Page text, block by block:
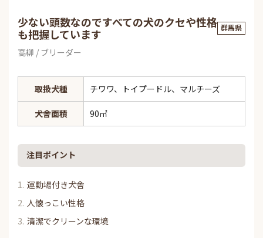
少ない頭数なのですべての犬のクセや性格
も把握しています
群馬県
高柳 / ブリーダー
取扱犬種 チワワ、トイプードル、マルチーズ
犬舎面積 90㎡
注目ポイント
運動場付き犬舎
人懐っこい性格
清潔でクリーンな環境